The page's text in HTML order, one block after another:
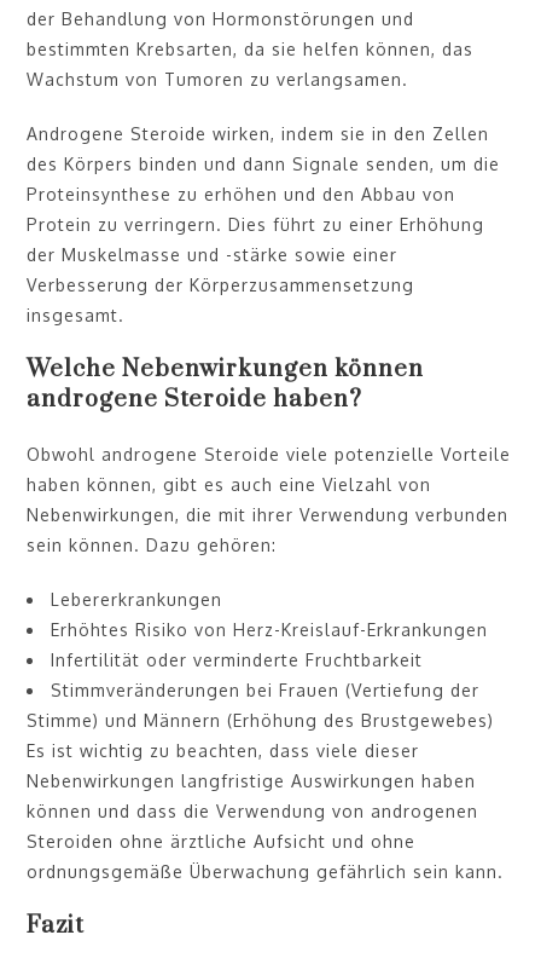
der Behandlung von Hormonstörungen und
bestimmten Krebsarten, da sie helfen können, das
Wachstum von Tumoren zu verlangsamen.
Androgene Steroide wirken, indem sie in den Zellen
des Körpers binden und dann Signale senden, um die
Proteinsynthese zu erhöhen und den Abbau von
Protein zu verringern. Dies führt zu einer Erhöhung
der Muskelmasse und -stärke sowie einer
Verbesserung der Körperzusammensetzung
insgesamt.
Welche Nebenwirkungen können
androgene Steroide haben?
Obwohl androgene Steroide viele potenzielle Vorteile
haben können, gibt es auch eine Vielzahl von
Nebenwirkungen, die mit ihrer Verwendung verbunden
sein können. Dazu gehören:
Lebererkrankungen
Erhöhtes Risiko von Herz-Kreislauf-Erkrankungen
Infertilität oder verminderte Fruchtbarkeit
Stimmveränderungen bei Frauen (Vertiefung der
Stimme) und Männern (Erhöhung des Brustgewebes)
Es ist wichtig zu beachten, dass viele dieser
Nebenwirkungen langfristige Auswirkungen haben
können und dass die Verwendung von androgenen
Steroiden ohne ärztliche Aufsicht und ohne
ordnungsgemäße Überwachung gefährlich sein kann.
Fazit